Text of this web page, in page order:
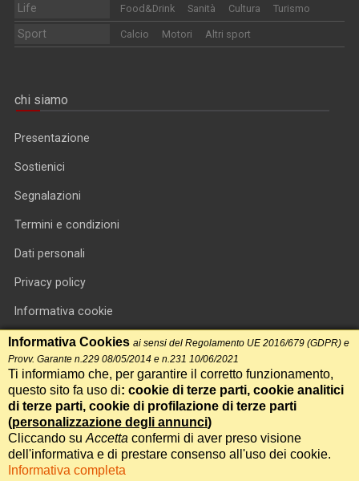
Life Food&Drink Sanità Cultura Turismo
Sport Calcio Motori Altri sport
chi siamo
Presentazione
Sostienici
Segnalazioni
Termini e condizioni
Dati personali
Privacy policy
Informativa cookie
RSS feed
RSS Top News
Contatti
International Communication S.r.l. • P.IVA 14478081004 • Testata
giornalistica n.191, reg. Tribunale di Roma del 14/12/2017
Informativa Cookies ai sensi del Regolamento UE 2016/679 (GDPR) e
Provv. Garante n.229 08/05/2014 e n.231 10/06/2021
Ti informiamo che, per garantire il corretto funzionamento,
questo sito fa uso di: cookie di terze parti, cookie analitici
di terze parti, cookie di profilazione di terze parti
(personalizzazione degli annunci)
Cliccando su Accetta confermi di aver preso visione
dell'informativa e di prestare consenso all'uso dei cookie.
Informativa completa